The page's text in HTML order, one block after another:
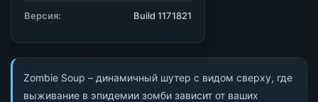
Zombie Soup – динамичный шутер с видом сверху, где
выживание в эпидемии зомби зависит от ваших
Версия: Build 1171821